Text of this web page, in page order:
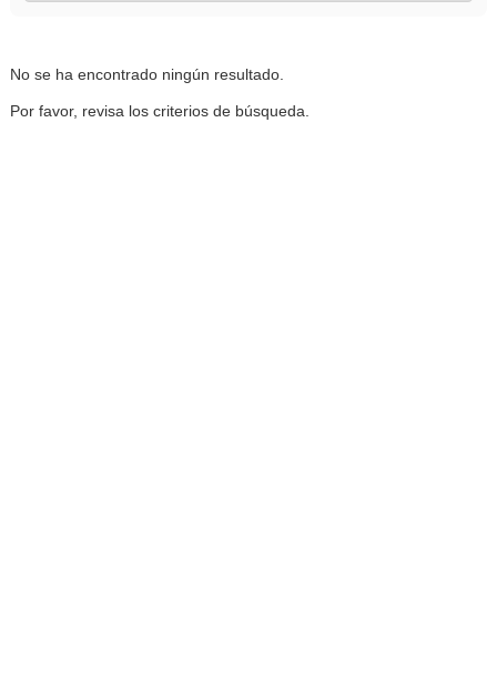
No se ha encontrado ningún resultado.
Por favor, revisa los criterios de búsqueda.